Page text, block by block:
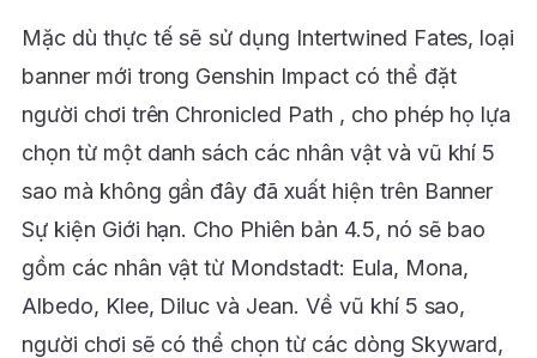
Mặc dù thực tế sẽ sử dụng Intertwined Fates, loại
banner mới trong Genshin Impact có thể đặt
người chơi trên Chronicled Path , cho phép họ lựa
chọn từ một danh sách các nhân vật và vũ khí 5
sao mà không gần đây đã xuất hiện trên Banner
Sự kiện Giới hạn. Cho Phiên bản 4.5, nó sẽ bao
gồm các nhân vật từ Mondstadt: Eula, Mona,
Albedo, Klee, Diluc và Jean. Về vũ khí 5 sao,
người chơi sẽ có thể chọn từ các dòng Skyward,